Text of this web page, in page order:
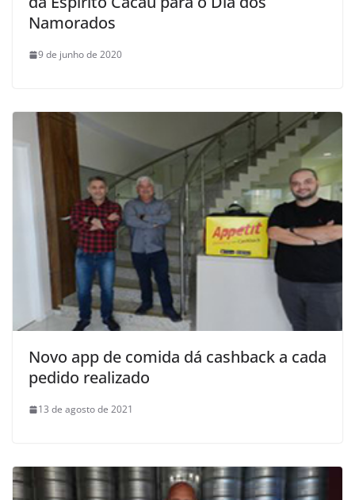
Namorados
9 de junho de 2020
Novo app de comida dá cashback a cada
pedido realizado
13 de agosto de 2021